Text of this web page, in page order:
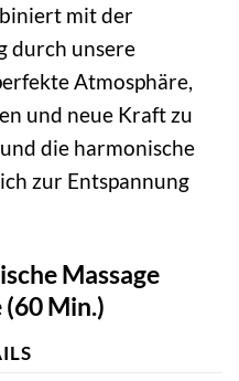
mit der
durch unsere
Atmosphäre,
und neue Kraft zu
die harmonische
zur Entspannung
Massage
(60 Min.)